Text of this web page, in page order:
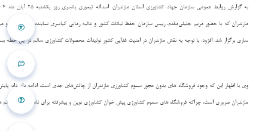
مازندران که با حضور مریم جلیلی‌مقدم، رییس سازمان حفظ نباتات کشور و عالیه زمانی کیاسری نماینده مردم ساری و
ساری برگزار شد، افزود: با توجه به نقش مازندران در امنیت غذایی کشور تولیدات محصولات کشاورزی سالم در این خطه
وی با اظهار این که وجود فروشگاه های بدون مجوز سموم کشاورزی مازندران از چالش‌های جدی است، ادامه داد داد:
مازندران ضروری است، چراکه فروشگاه های سموم کشاورزی پیش خوان کشاورزی نوین و پیشرفته برای تامین غذای سالم